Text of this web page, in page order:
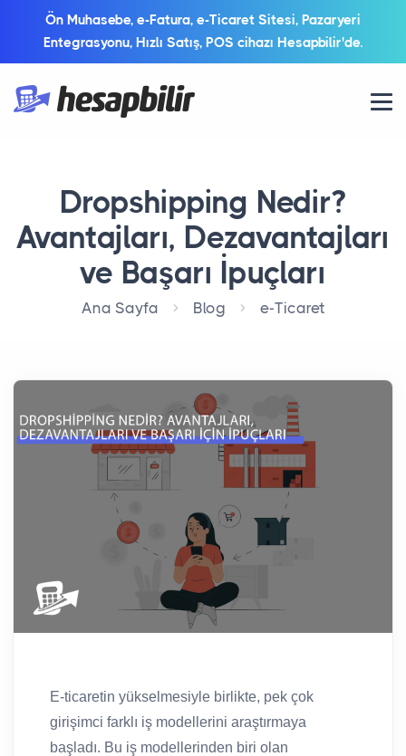
Ön Muhasebe, e-Fatura, e-Ticaret Sitesi, Pazaryeri
Entegrasyonu, Hızlı Satış, POS cihazı Hesapbilir'de.
Dropshipping Nedir?
Avantajları, Dezavantajları
ve Başarı İpuçları
Ana Sayfa Blog e-Ticaret
E-ticaretin yükselmesiyle birlikte, pek çok
girişimci farklı iş modellerini araştırmaya
başladı. Bu iş modellerinden biri olan